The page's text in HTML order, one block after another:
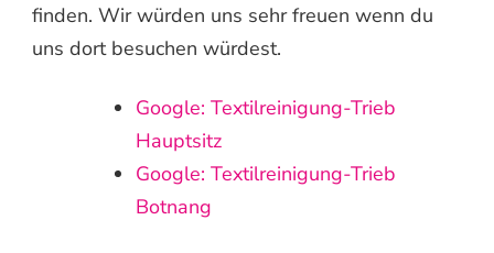
finden. Wir würden uns sehr freuen wenn du
uns dort besuchen würdest.
Google: Textilreinigung-Trieb
Hauptsitz
Google: Textilreinigung-Trieb
Botnang